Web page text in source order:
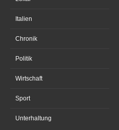
Italien
Chronik
Politik
Wirtschaft
Sport
Unterhaltung